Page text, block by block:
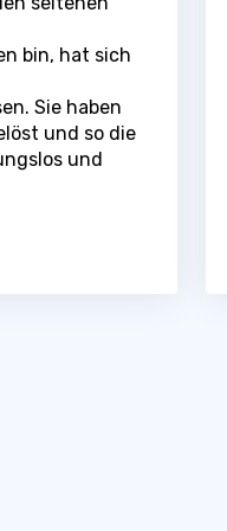
bin, hat sich
Sie haben
und so die
und